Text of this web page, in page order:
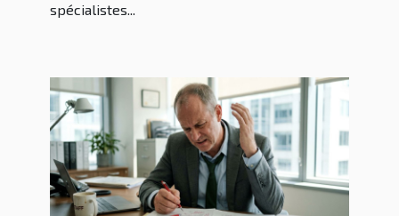
spécialistes...